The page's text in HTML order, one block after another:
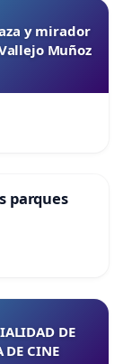
y mirador
Muñoz
parques
DE
DE CINE